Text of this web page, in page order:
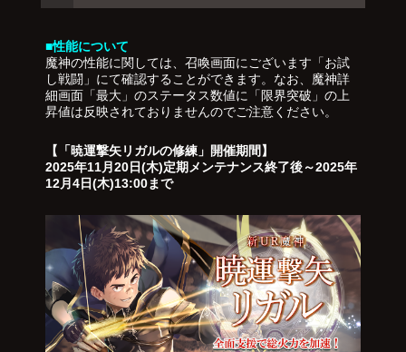
■性能について
魔神の性能に関しては、召喚画面にございます「お試
し戦闘」にて確認することができます。なお、魔神詳
細画面「最大」のステータス数値に「限界突破」の上
昇値は反映されておりませんのでご注意ください。
【「暁運撃矢リガルの修練」開催期間】
2025年11月20日(木)定期メンテナンス終了後～2025年
12月4日(木)13:00まで